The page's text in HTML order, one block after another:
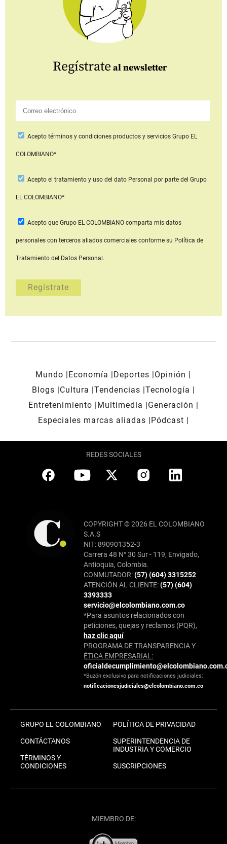
Regístrate al newsletter
Aceptotérminos y condiciones productos y serviciosGrupo EL
COLOMBIANO*
Acepto el tratamiento y uso del dato Personal por parte del Grupo
EL COLOMBIANO*
Acepto que Grupo EL COLOMBIANOcomparta mis datos
personales con terceros aliados comerciales conforme su Política de
Tratamiento del Datos Personal.
Mundo Economía Deportes
Opinión
Blogs
Cultura Tendencias Tecnología
Entretenimiento
Multimedia
Generación
Especiales marcas aliadas
Pódcast
REDES SOCIALES
COPYRIGHT © 2026 EL COLOMBIANO
S.A.S
NIT: 890901352-3
Carrera 48 N° 30 Sur - 119, Envigado,
Antioquia, Colombia.
CONMUTADOR:(57) (604) 3315252
ATENCIÓN AL CLIENTE:(57) (604)
3393333
servicio@elcolombiano.com.co
*Para asuntos relacionados con
peticiones, quejas y reclamos (PQR),
haz clic aquí
PROGRAMA DE TRANSPARENCIA Y
ÉTICA EMPRESARIAL:
*Buzón exclusivo para notificaciones judiciales:
notificacionesjudiciales@elcolombiano.com.co
GRUPO EL COLOMBIANO
CONTÁCTANOS
TÉRMINOS Y
CONDICIONES
POLÍTICA DE PRIVACIDAD
SUPERINTENDENCIA DE
INDUSTRIA Y COMERCIO
SUSCRIPCIONES
MIEMBRO DE: